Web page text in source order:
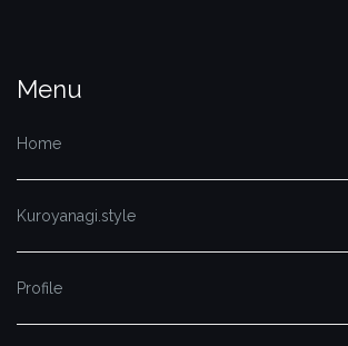
Menu
Home
Kuroyanagi.style
Profile